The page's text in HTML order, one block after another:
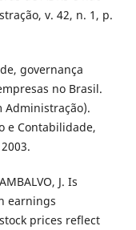
v. 42, n. 1, p.
governança
no Brasil.
Administração).
e Contabilidade,
J. Is
earnings
prices reflect